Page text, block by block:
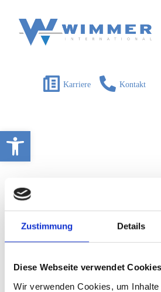
Open toolbar
Zustimmung Details
Diese Webseite verwendet Cookies
Wir verwenden Cookies, um
Karriere Kontakt